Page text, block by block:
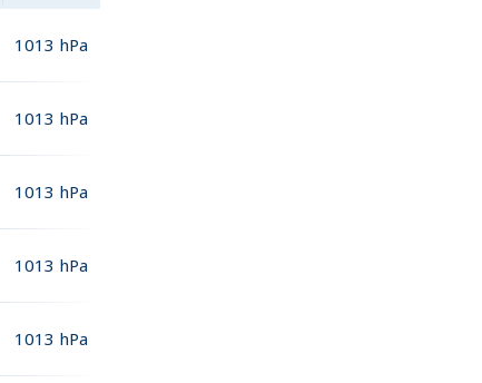
1013 hPa
1013 hPa
1013 hPa
1013 hPa
1013 hPa